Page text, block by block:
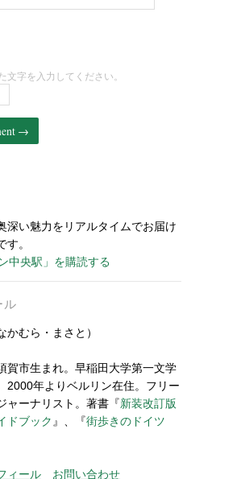
文字を入力してください。
深い魅力をリアルタイムでお届け
す。
中央駅」を購読する
ル
かむら・まさと）
賀市生まれ。早稲田大学第一文学
2000年よりベルリン在住。フリー
ャーナリスト。著書『新装改訂版
ドブック 』、『街歩きのドイツ
ィール お問い合わせ